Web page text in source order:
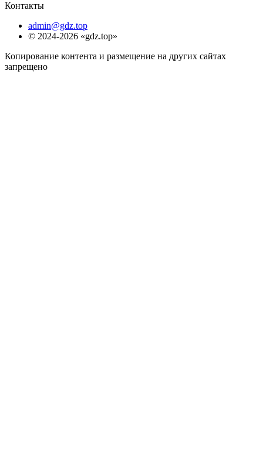
Контакты
admin@gdz.top
© 2024-2026 «gdz.top»
Копирование контента и размещение на других сайтах
запрещено